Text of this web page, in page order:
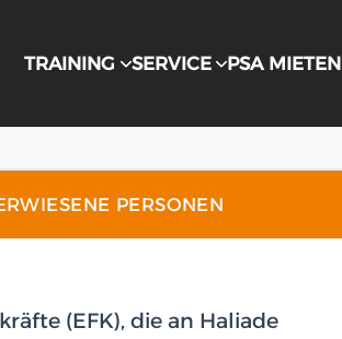
TRAINING
SERVICE PSA MIETEN
PERSONEN
(EFK), die an Haliade